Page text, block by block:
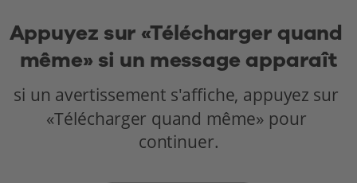
Appuyez sur «Télécharger quand
même» si un message apparaît
si un avertissement s'affiche, appuyez sur
«Télécharger quand même» pour
continuer.